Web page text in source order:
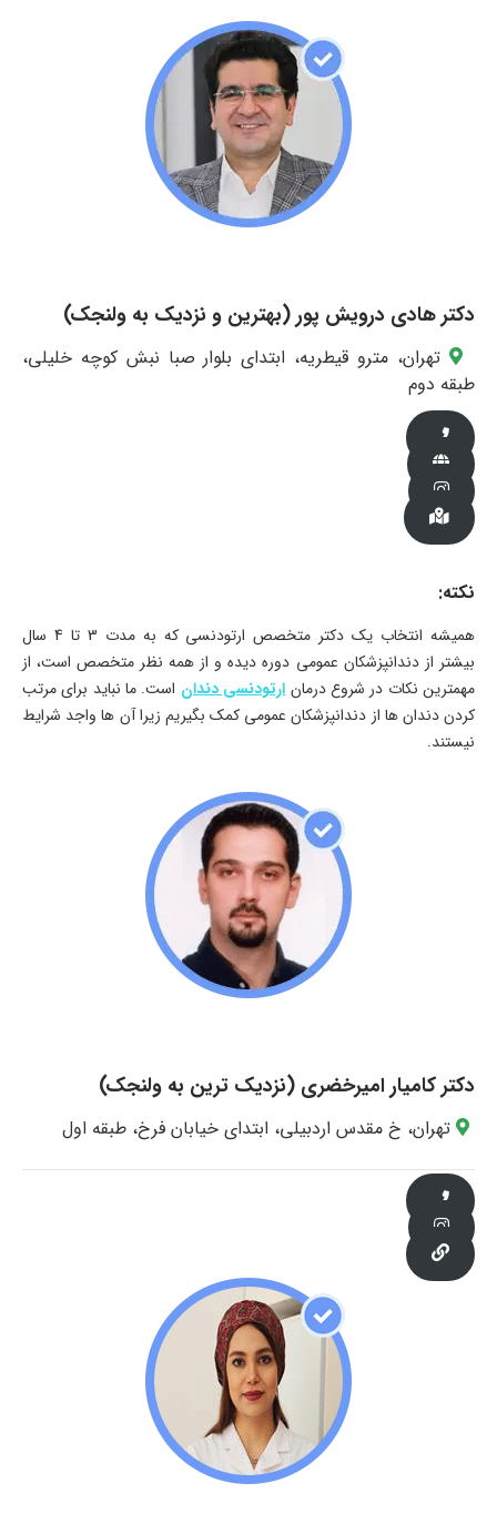
دکتر هادی درویش پور (بهترین و نزدیک به ولنجک)
تهران، مترو قیطریه، ابتدای بلوار صبا نبش کوچه خلیلی،
طبقه دوم
نکته:
همیشه انتخاب یک دکتر متخصص ارتودنسی که به مدت 3 تا 4 سال
بیشتر از دندانپزشکان عمومی دوره دیده و از همه نظر متخصص است، از
مهمترین نکات در شروع درمانارتودنسی دندان است. ما نباید برای مرتب
کردن دندان ها از دندانپزشکان عمومی کمک بگیریم زیرا آن ها واجد شرایط
نیستند.
دکتر کامیار امیرخضری (نزدیک ترین به ولنجک)
تهران، خ مقدس اردبیلی، ابتدای خیابان فرخ، طبقه اول